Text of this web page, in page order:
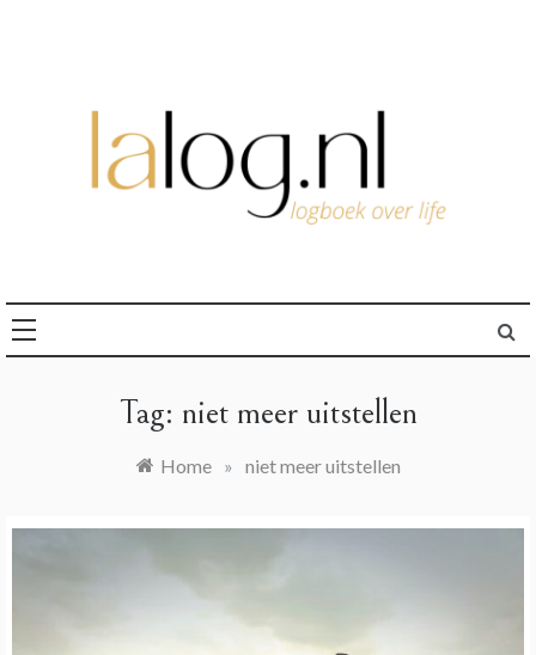
Tag: niet meer uitstellen
Home » niet meer uitstellen